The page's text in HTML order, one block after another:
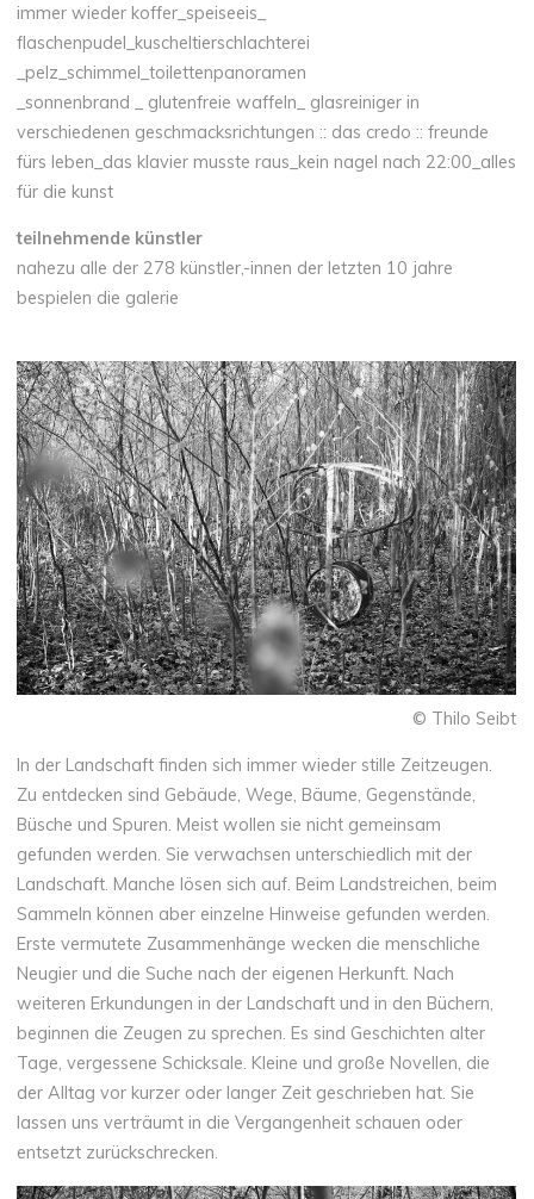
immer wieder koffer_speiseeis_
flaschenpudel_kuscheltierschlachterei
_pelz_schimmel_toilettenpanoramen
_sonnenbrand _ glutenfreie waffeln_ glasreiniger in
verschiedenen geschmacksrichtungen :: das credo :: freunde
fürs leben_das klavier musste raus_kein nagel nach 22:00_alles
für die kunst
teilnehmende künstler
nahezu alle der 278 künstler,-innen der letzten 10 jahre
bespielen die galerie
© Thilo Seibt
In der Landschaft finden sich immer wieder stille Zeitzeugen.
Zu entdecken sind Gebäude, Wege, Bäume, Gegenstände,
Büsche und Spuren. Meist wollen sie nicht gemeinsam
gefunden werden. Sie verwachsen unterschiedlich mit der
Landschaft. Manche lösen sich auf. Beim Landstreichen, beim
Sammeln können aber einzelne Hinweise gefunden werden.
Erste vermutete Zusammenhänge wecken die menschliche
Neugier und die Suche nach der eigenen Herkunft. Nach
weiteren Erkundungen in der Landschaft und in den Büchern,
beginnen die Zeugen zu sprechen. Es sind Geschichten alter
Tage, vergessene Schicksale. Kleine und große Novellen, die
der Alltag vor kurzer oder langer Zeit geschrieben hat. Sie
lassen uns verträumt in die Vergangenheit schauen oder
entsetzt zurückschrecken.